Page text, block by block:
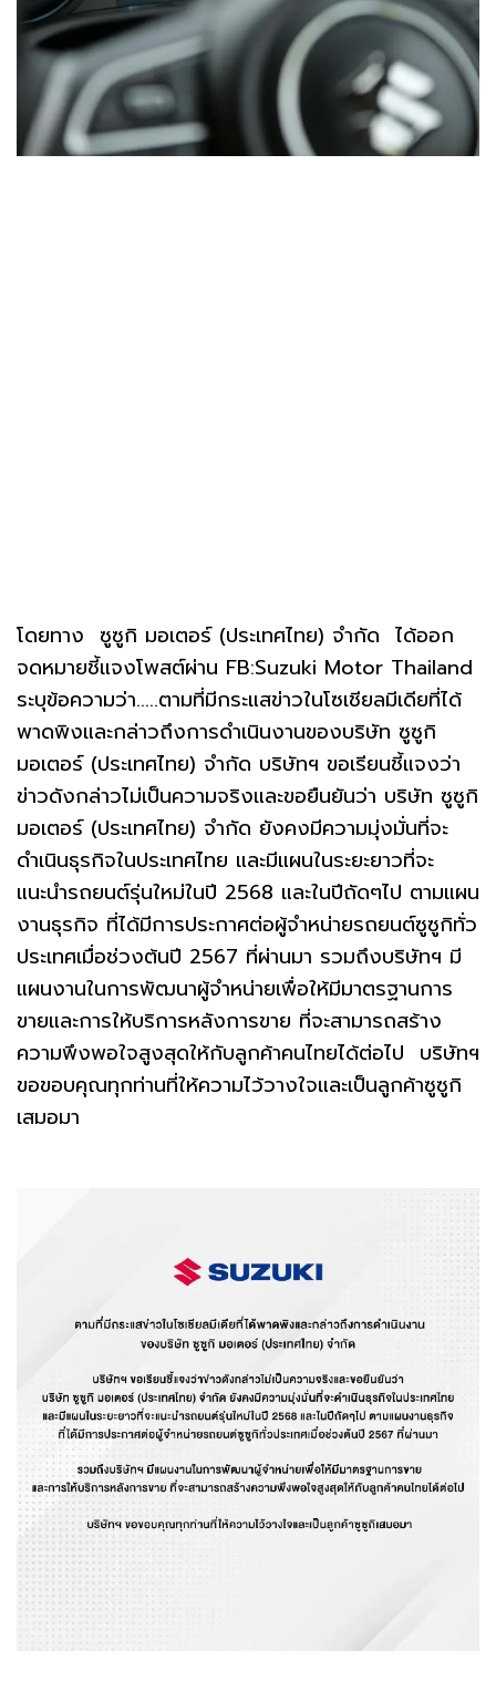
โดยทาง ซูซูกิ มอเตอร์ (ประเทศไทย) จำกัด ได้ออก
จดหมายชี้แจงโพสต์ผ่าน FB:Suzuki Motor Thailand
ระบุข้อความว่า.....ตามที่มีกระแสข่าวในโซเชียลมีเดียที่ได้
พาดพิงและกล่าวถึงการดำเนินงานของบริษัท ซูซูกิ
มอเตอร์ (ประเทศไทย) จำกัด บริษัทฯ ขอเรียนชี้แจงว่า
ข่าวดังกล่าวไม่เป็นความจริงและขอยืนยันว่า บริษัท ซูซูกิ
มอเตอร์ (ประเทศไทย) จำกัด ยังคงมีความมุ่งมั่นที่จะ
ดำเนินธุรกิจในประเทศไทย และมีแผนในระยะยาวที่จะ
แนะนำรถยนต์รุ่นใหม่ในปี 2568 และในปีถัดๆไป ตามแผน
งานธุรกิจ ที่ได้มีการประกาศต่อผู้จำหน่ายรถยนต์ซูซูกิทั่ว
ประเทศเมื่อช่วงต้นปี 2567 ที่ผ่านมา รวมถึงบริษัทฯ มี
แผนงานในการพัฒนาผู้จำหน่ายเพื่อให้มีมาตรฐานการ
ขายและการให้บริการหลังการขาย ที่จะสามารถสร้าง
ความพึงพอใจสูงสุดให้กับลูกค้าคนไทยได้ต่อไป บริษัทฯ
ขอขอบคุณทุกท่านที่ให้ความไว้วางใจและเป็นลูกค้าซูซูกิ
เสมอมา